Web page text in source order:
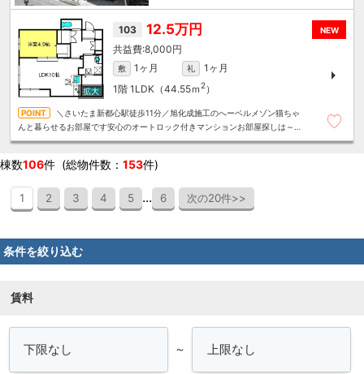
NEW
103 12.5万円
8,000円
敷 1ヶ月 礼
1ヶ月
1階 1LDK（44.55ｍ2）
＼さいたま新都心駅徒歩11分／旭化成施工のへーベルメゾン猫ちゃ
んと暮らせるお部屋です安心のオートロック付きマンションお部屋探しは～住
棟数106件 (総物件数： 153件)
1 2 3 4 5 ... 6 次の20件>>
条件を絞り込む
賃料
～